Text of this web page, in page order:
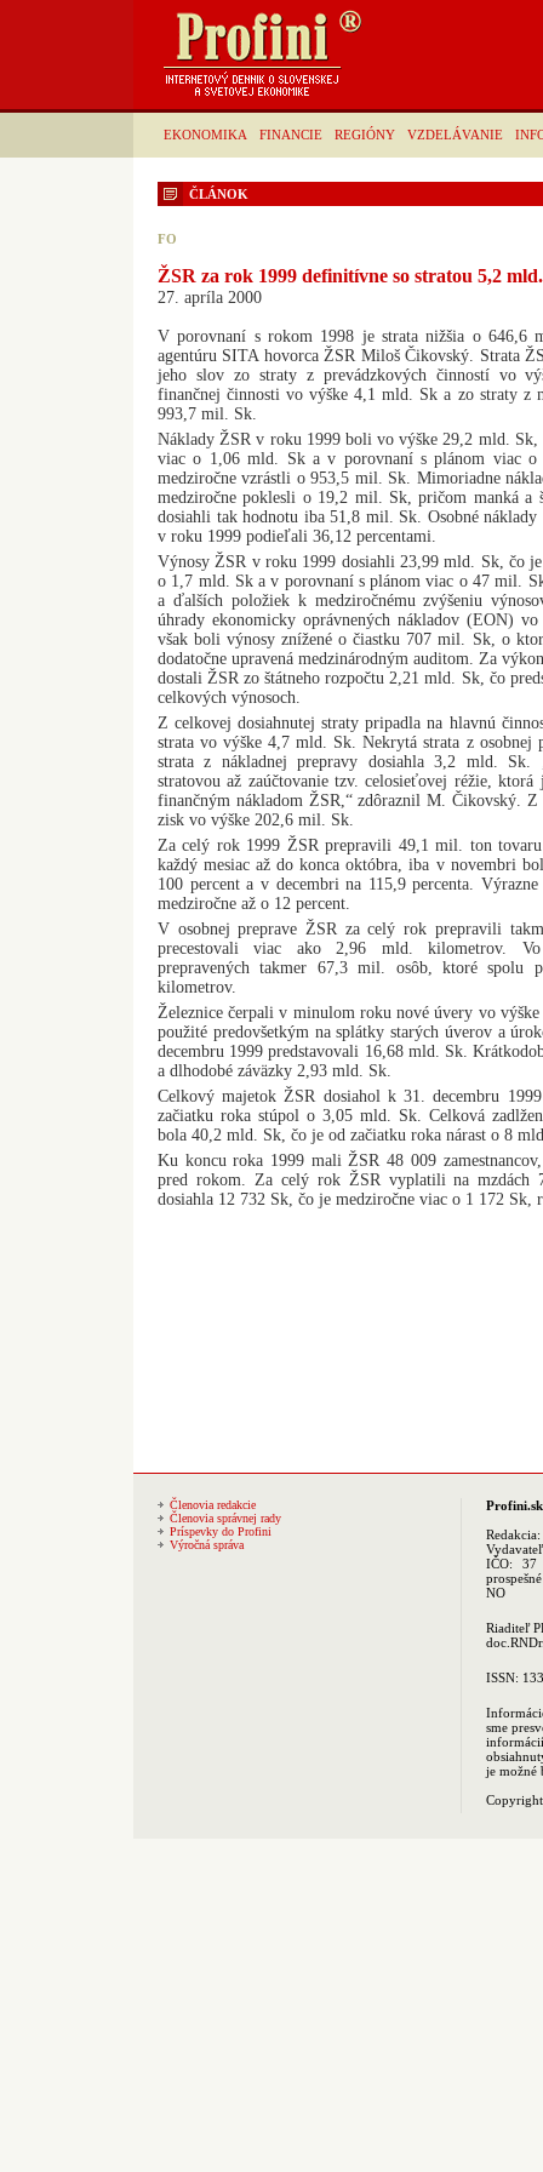
EKONOMIKA FINANCIE REGIÓNY VZDELÁVANIE
ČLÁNOK
FO
ŽSR za rok 1999 definitívne so stratou 5,2
27. apríla 2000
V porovnaní s rokom 1998 je strata nižšia o 646,6
agentúru SITA hovorca ŽSR Miloš Čikovský. Strata
jeho slov zo straty z prevádzkových činností vo
finančnej činnosti vo výške 4,1 mld. Sk a zo straty z
993,7 mil. Sk.
Náklady ŽSR v roku 1999 boli vo výške 29,2 mld.
viac o 1,06 mld. Sk a v porovnaní s plánom viac o
medziročne vzrástli o 953,5 mil. Sk. Mimoriadne
medziročne poklesli o 19,2 mil. Sk, pričom manká
dosiahli tak hodnotu iba 51,8 mil. Sk. Osobné náklady
v roku 1999 podieľali 36,12 percentami.
Výnosy ŽSR v roku 1999 dosiahli 23,99 mld. Sk, čo
o 1,7 mld. Sk a v porovnaní s plánom viac o 47 mil.
a ďalších položiek k medziročnému zvýšeniu
úhrady ekonomicky oprávnených nákladov (EON)
však boli výnosy znížené o čiastku 707 mil. Sk, o
dodatočne upravená medzinárodným auditom. Za
dostali ŽSR zo štátneho rozpočtu 2,21 mld. Sk, čo
celkových výnosoch.
Z celkovej dosiahnutej straty pripadla na hlavnú
strata vo výške 4,7 mld. Sk. Nekrytá strata z osobnej
strata z nákladnej prepravy dosiahla 3,2 mld. Sk.
stratovou až zaúčtovanie tzv. celosieťovej réžie,
finančným nákladom ŽSR,“ zdôraznil M. Čikovský.
zisk vo výške 202,6 mil. Sk.
Za celý rok 1999 ŽSR prepravili 49,1 mil. ton
každý mesiac až do konca októbra, iba v novembri
100 percent a v decembri na 115,9 percenta.
medziročne až o 12 percent.
V osobnej preprave ŽSR za celý rok prepravili
precestovali viac ako 2,96 mld. kilometrov. Vo
prepravených takmer 67,3 mil. osôb, ktoré spolu
kilometrov.
Železnice čerpali v minulom roku nové úvery vo
použité predovšetkým na splátky starých úverov a
decembru 1999 predstavovali 16,68 mld. Sk.
a dlhodobé záväzky 2,93 mld. Sk.
Celkový majetok ŽSR dosiahol k 31. decembru
začiatku roka stúpol o 3,05 mld. Sk. Celková
bola 40,2 mld. Sk, čo je od začiatku roka nárast o 8
Ku koncu roka 1999 mali ŽSR 48 009
pred rokom. Za celý rok ŽSR vyplatili na mzdách
dosiahla 12 732 Sk, čo je medziročne viac o 1 172 Sk,
Členovia redakcie
Členovia správnej rady
Príspevky do Profini
Výročná správa
Profini.sk
Redakcia:
IČO: 37
NO
Riaditeľ
ISSN:
sme
je možné